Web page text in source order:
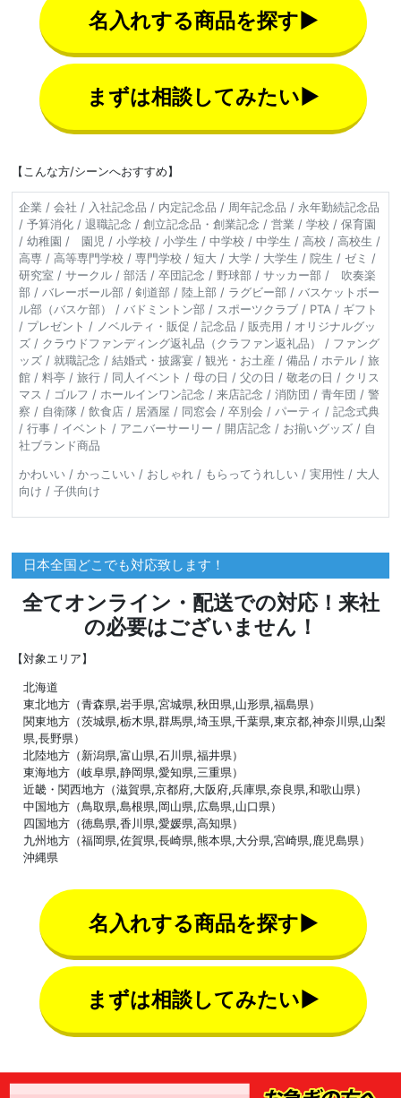
名入れする商品を探す▶
まずは相談してみたい▶
【こんな方/シーンへおすすめ】
企業 / 会社 / 入社記念品 / 内定記念品 / 周年記念品 / 永年勤続記念品
/ 予算消化 / 退職記念 / 創立記念品・創業記念 / 営業 / 学校 / 保育園
/ 幼稚園 / 園児 / 小学校 / 小学生 / 中学校 / 中学生 / 高校 / 高校生 /
高専 / 高等専門学校 / 専門学校 / 短大 / 大学 / 大学生 / 院生 / ゼミ /
研究室 / サークル / 部活 / 卒団記念 / 野球部 / サッカー部 / 吹奏楽
部 / バレーボール部 / 剣道部 / 陸上部 / ラグビー部 / バスケットボー
ル部（バスケ部） / バドミントン部 / スポーツクラブ / PTA / ギフト
/ プレゼント / ノベルティ・販促 / 記念品 / 販売用 / オリジナルグッ
ズ / クラウドファンディング返礼品（クラファン返礼品） / ファング
ッズ / 就職記念 / 結婚式・披露宴 / 観光・お土産 / 備品 / ホテル / 旅
館 / 料亭 / 旅行 / 同人イベント / 母の日 / 父の日 / 敬老の日 / クリス
マス / ゴルフ / ホールインワン記念 / 来店記念 / 消防団 / 青年団 / 警
察 / 自衛隊 / 飲食店 / 居酒屋 / 同窓会 / 卒別会 / パーティ / 記念式典
/ 行事 / イベント / アニバーサーリー / 開店記念 / お揃いグッズ / 自
社ブランド商品
かわいい / かっこいい / おしゃれ / もらってうれしい / 実用性 / 大人
向け / 子供向け
日本全国どこでも対応致します！
全てオンライン・配送での対応！来社
の必要はございません！
【対象エリア】
北海道
東北地方（青森県,岩手県,宮城県,秋田県,山形県,福島県）
関東地方（茨城県,栃木県,群馬県,埼玉県,千葉県,東京都,神奈川県,山梨
県,長野県）
北陸地方（新潟県,富山県,石川県,福井県）
東海地方（岐阜県,静岡県,愛知県,三重県）
近畿・関西地方（滋賀県,京都府,大阪府,兵庫県,奈良県,和歌山県）
中国地方（鳥取県,島根県,岡山県,広島県,山口県）
四国地方（徳島県,香川県,愛媛県,高知県）
九州地方（福岡県,佐賀県,長崎県,熊本県,大分県,宮崎県,鹿児島県）
沖縄県
名入れする商品を探す▶
まずは相談してみたい▶